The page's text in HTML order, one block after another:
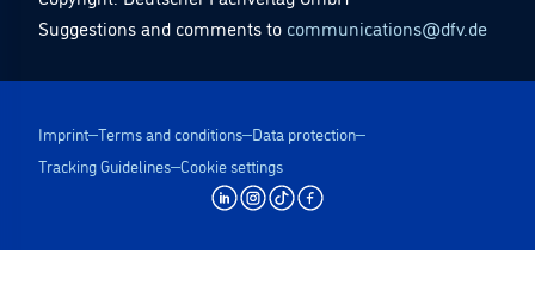
Suggestions and comments to communications@dfv.de
Imprint Terms and conditions Data protection
Tracking Guidelines Cookie settings